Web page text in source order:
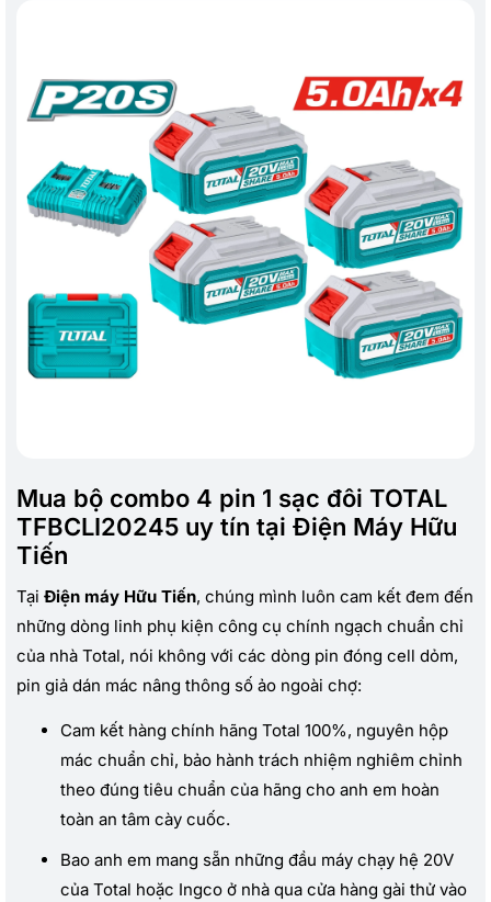
Mua bộ combo 4 pin 1 sạc đôi TOTAL
TFBCLI20245 uy tín tại Điện Máy Hữu
Tiến
Tại Điện máy Hữu Tiến, chúng mình luôn cam kết đem đến
những dòng linh phụ kiện công cụ chính ngạch chuẩn chỉ
của nhà Total, nói không với các dòng pin đóng cell dỏm,
pin giả dán mác nâng thông số ảo ngoài chợ:
Cam kết hàng chính hãng Total 100%, nguyên hộp
mác chuẩn chỉ, bảo hành trách nhiệm nghiêm chỉnh
theo đúng tiêu chuẩn của hãng cho anh em hoàn
toàn an tâm cày cuốc.
Bao anh em mang sẵn những đầu máy chạy hệ 20V
của Total hoặc Ingco ở nhà qua cửa hàng gài thử vào